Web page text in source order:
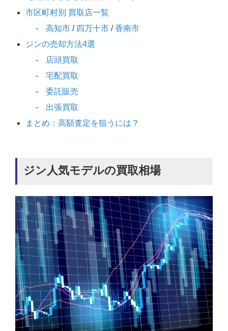
市区町村別 買取店一覧
高知市 / 四万十市 /香南市
ジンの売却方法4選
店頭買取
宅配買取
委託販売
出張買取
まとめ：高額査定を狙うには？
ジン人気モデルの買取相場